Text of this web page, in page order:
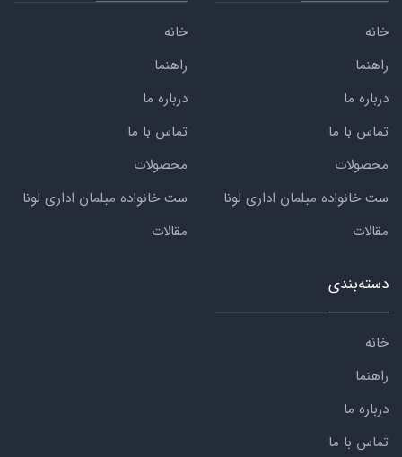
خانه
راهنما
درباره ما
تماس با ما
محصولات
ست خانواده مبلمان اداری لونا
مقالات
خانه
راهنما
درباره ما
تماس با ما
محصولات
ست خانواده مبلمان اداری لونا
مقالات
دسته‌بندی
خانه
راهنما
درباره ما
تماس با ما